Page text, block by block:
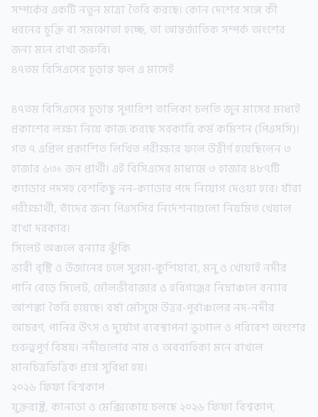
সম্পর্কের একটি নতুন মাত্রা তৈরি করছে। কোন দেশের সঙ্গে কী
ধরনের চুক্তি বা সমঝোতা হচ্ছে, তা আন্তর্জাতিক সম্পর্ক অংশের
জন্য মনে রাখা জরুরি।
৪৭তম বিসিএসের চূড়ান্ত ফল এ মাসেই
৪৭তম বিসিএসের চূড়ান্ত সুপারিশ তালিকা চলতি জুন মাসের মধ্যেই
প্রকাশের লক্ষ্য নিয়ে কাজ করছে সরকারি কর্ম কমিশন (পিএসসি)।
গত ৭ এপ্রিল প্রকাশিত লিখিত পরীক্ষার ফলে উত্তীর্ণ হয়েছিলেন ৩
হাজার ৬৩১ জন প্রার্থী। এই বিসিএসের মাধ্যমে ৩ হাজার ৪৮৭টি
ক্যাডার পদসহ বেশকিছু নন-ক্যাডার পদে নিয়োগ দেওয়া হবে। যাঁরা
পরীক্ষার্থী, তাঁদের জন্য পিএসসির নির্দেশনাগুলো নিয়মিত খেয়াল
রাখা দরকার।
সিলেট অঞ্চলে বন্যার ঝুঁকি
ভারী বৃষ্টি ও উজানের ঢলে সুরমা-কুশিয়ারা, মনু ও খোয়াই নদীর
পানি বেড়ে সিলেট, মৌলভীবাজার ও হবিগঞ্জের নিম্নাঞ্চলে বন্যার
আশঙ্কা তৈরি হয়েছে। বর্ষা মৌসুমে উত্তর-পূর্বাঞ্চলের নদ-নদীর
আচরণ, পানির উৎস ও দুর্যোগ ব্যবস্থাপনা ভূগোল ও পরিবেশ অংশের
গুরুত্বপূর্ণ বিষয়। নদীগুলোর নাম ও অববাহিকা মনে রাখলে
মানচিত্রভিত্তিক প্রশ্নে সুবিধা হয়।
২০২৬ ফিফা বিশ্বকাপ
যুক্তরাষ্ট্র, কানাডা ও মেক্সিকোয় চলছে ২০২৬ ফিফা বিশ্বকাপ,